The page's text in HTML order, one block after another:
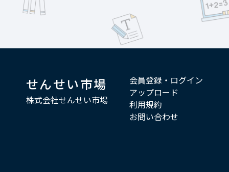
せんせい市場
株式会社せんせい市場
会員登録・ログイン
アップロード
利用規約
お問い合わせ